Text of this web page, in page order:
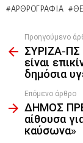
ΑΡΘΡΟΓΡΑΦΊΑ
more
Προηγούμενο
ΣΥΡΙΖΑ-ΠΣ
είναι
δημόσια
Επόμενο άρθρο
ΔΗΜΟΣ
αίθουσα
καύσωνα»